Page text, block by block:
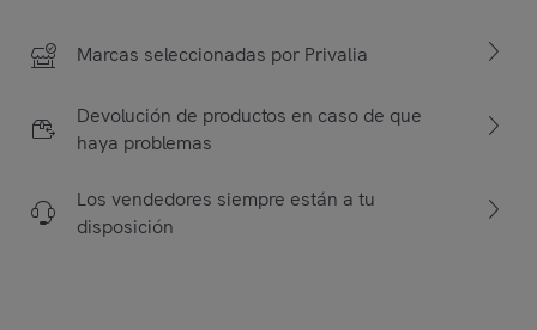
Marcas seleccionadas por Privalia
Devolución de productos en caso de que
haya problemas
Los vendedores siempre están a tu
disposición